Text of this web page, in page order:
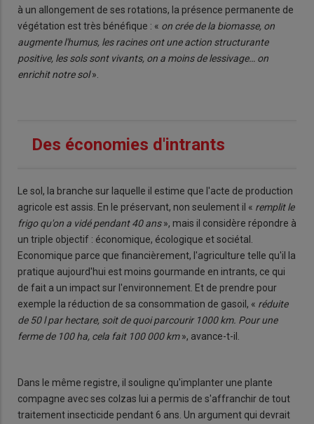
à un allongement de ses rotations, la présence permanente de
végétation est très bénéfique : « on crée de la biomasse, on
augmente l'humus, les racines ont une action structurante
positive, les sols sont vivants, on a moins de lessivage… on
enrichit notre sol».
Des économies d'intrants
Le sol, la branche sur laquelle il estime que l'acte de production
agricole est assis. En le préservant, non seulement il « remplit le
frigo qu'on a vidé pendant 40 ans», mais il considère répondre à
un triple objectif : économique, écologique et sociétal.
Economique parce que financièrement, l'agriculture telle qu'il la
pratique aujourd'hui est moins gourmande en intrants, ce qui
de fait a un impact sur l'environnement. Et de prendre pour
exemple la réduction de sa consommation de gasoil, « réduite
de 50 l par hectare, soit de quoi parcourir 1000 km. Pour une
ferme de 100 ha, cela fait 100 000 km», avance-t-il.
Dans le même registre, il souligne qu'implanter une plante
compagne avec ses colzas lui a permis de s'affranchir de tout
traitement insecticide pendant 6 ans. Un argument qui devrait